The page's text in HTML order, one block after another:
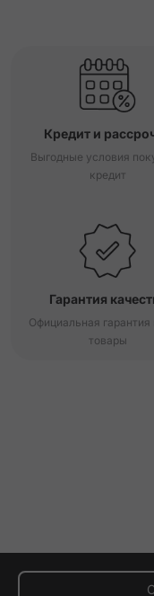
Кредит и
Выгодные условия
кредит
Гарантия
Официальная гарантия
товары